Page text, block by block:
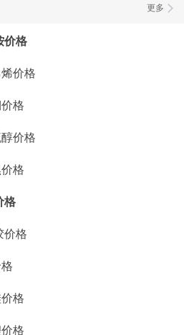
更多
价格
价格
格
价格
格
格
格
格
格